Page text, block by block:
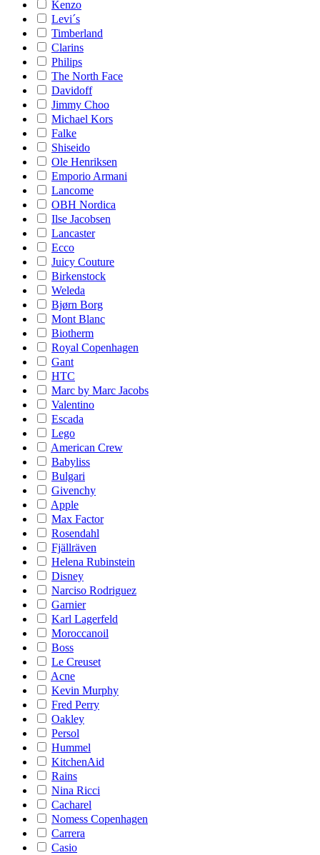
Kenzo
Levi´s
Timberland
Clarins
Philips
The North Face
Davidoff
Jimmy Choo
Michael Kors
Falke
Shiseido
Ole Henriksen
Emporio Armani
Lancome
OBH Nordica
Ilse Jacobsen
Lancaster
Ecco
Juicy Couture
Birkenstock
Weleda
Bjørn Borg
Mont Blanc
Biotherm
Royal Copenhagen
Gant
HTC
Marc by Marc Jacobs
Valentino
Escada
Lego
American Crew
Babyliss
Bulgari
Givenchy
Apple
Max Factor
Rosendahl
Fjällräven
Helena Rubinstein
Disney
Narciso Rodriguez
Garnier
Karl Lagerfeld
Moroccanoil
Boss
Le Creuset
Acne
Kevin Murphy
Fred Perry
Oakley
Persol
Hummel
KitchenAid
Rains
Nina Ricci
Cacharel
Nomess Copenhagen
Carrera
Casio